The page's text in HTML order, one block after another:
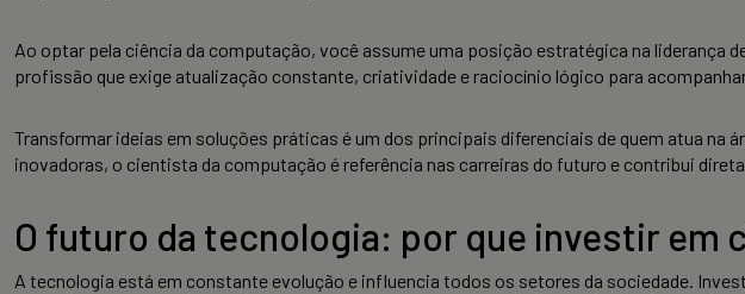
Ao optar pela ciência da computação, você assume uma posição estratégica na liderança
profissão que exige atualização constante, criatividade e raciocínio lógico para
Transformar ideias em soluções práticas é um dos principais diferenciais de quem atua
inovadoras, o cientista da computação é referência nas carreiras do futuro e contribui
O futuro da tecnologia: por que investir em
A tecnologia está em constante evolução e influencia todos os setores da sociedade.